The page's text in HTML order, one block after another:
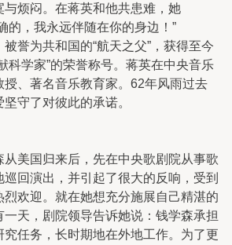
与烦闷。在蒋英和他共患难，她
的，我永远伴随在你的身边！”
为共和国的“航天之父”，获得至今
科学家”的荣誉称号。蒋英在中央音乐
授、著名音乐教育家。62年风雨过去
守了对彼此的承诺。
美国归来后，先在中央歌剧院从事歌
回演出，并引起了很大的反响，受到
欢迎。就在她想充分施展自己精湛的
天，剧院领导告诉她说：钱学森承担
任务，长时期地在外地工作。为了更